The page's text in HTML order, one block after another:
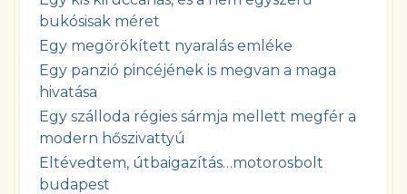
bukósisak méret
Egy megörökített nyaralás emléke
Egy panzió pincéjének is megvan a maga
hivatása
Egy szálloda régies sármja mellett megfér a
modern hőszivattyú
Eltévedtem, útbaigazítás…motorosbolt
budapest